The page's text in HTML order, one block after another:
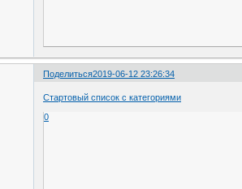
Поделиться2019-06-12 23:26:34
Стартовый список с категориями
0